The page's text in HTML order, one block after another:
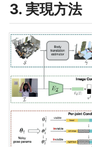
3. 実現方法